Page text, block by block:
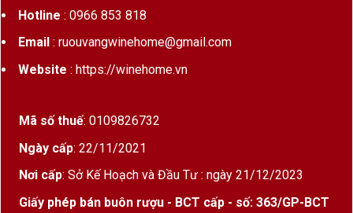
Độ cồn vừa phải (5.4%) – dễ uống, không gắt
Cảm giácêm, ấm, nhẹ nhàng và rất “đã”
trong từng ngụm
3. Ưu điểm nổi bật của Bear Beer Dark Wheat
Dòng bia lúa mì đen
trường
Sản xuất tại Đức– tiêu chuẩn khắt khe về
Hotline : 0966 853 818
Email: ruouvangwinehome@gmail.com
Website : https://winehome.vn
Mã số thuế: 0109826732
Ngày cấp: 22/11/2021
Nơi cấp: Sở Kế Hoạch và Đầu Tư : ngày 21/12/2023
Giấy phép bán buôn rượu - BCT cấp - số: 363/GP-BCT